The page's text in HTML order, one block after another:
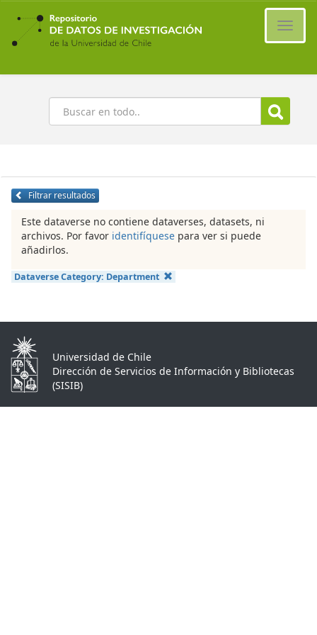
Ir
contenido
principal
Buscar
Filtrar resultados
Este dataverse no contiene dataverses, datasets, ni
archivos. Por favor identifíquese para ver si puede
añadirlos.
Dataverse Category: Department
Universidad de Chile
Dirección de Servicios de Información y Bibliotecas
(SISIB)